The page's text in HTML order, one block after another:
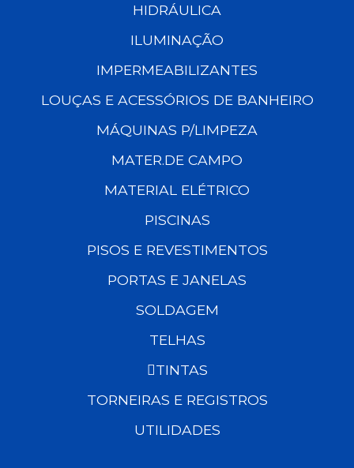
HIDRÁULICA
ILUMINAÇÃO
IMPERMEABILIZANTES
LOUÇAS E ACESSÓRIOS DE BANHEIRO
MÁQUINAS P/LIMPEZA
MATER.DE CAMPO
MATERIAL ELÉTRICO
PISCINAS
PISOS E REVESTIMENTOS
PORTAS E JANELAS
SOLDAGEM
TELHAS
TINTAS
TORNEIRAS E REGISTROS
UTILIDADES